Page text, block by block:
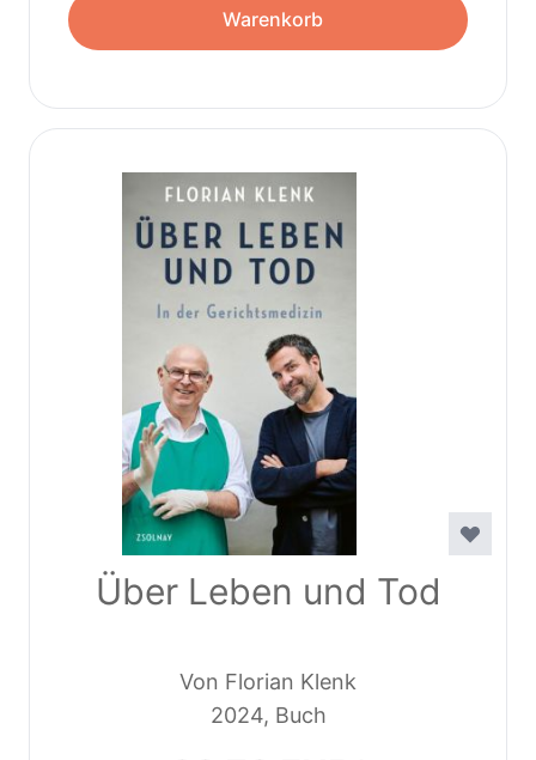
Warenkorb
Über Leben und Tod
Von Florian Klenk
2024, Buch